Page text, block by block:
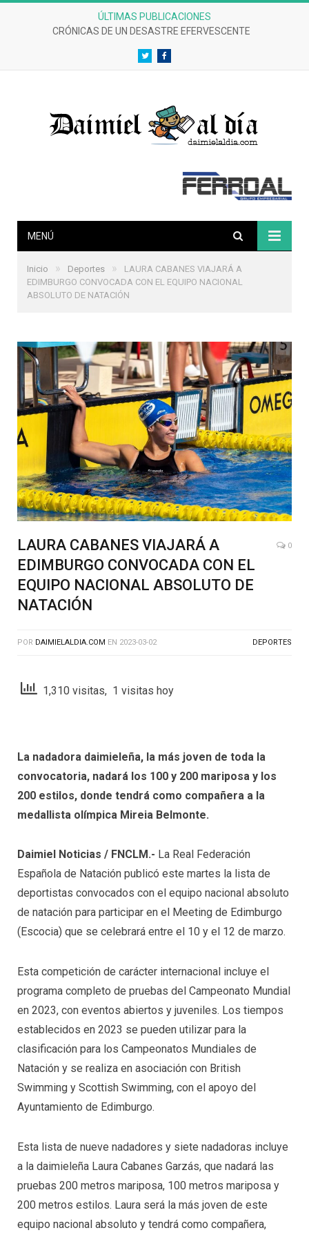
ÚLTIMAS PUBLICACIONES
CRÓNICAS DE UN DESASTRE EFERVESCENTE
TwitterFacebook
MENÚ
Inicio » Deportes »
LAURA CABANES VIAJARÁ A
EDIMBURGO CONVOCADA CON EL EQUIPO NACIONAL
ABSOLUTO DE NATACIÓN
LAURA CABANES VIAJARÁ A
EDIMBURGO CONVOCADA CON EL
EQUIPO NACIONAL ABSOLUTO DE
NATACIÓN
0
POR DAIMIELALDIA.COM EN 2023-03-02 DEPORTES
1,310 visitas, 1 visitas hoy
La nadadora daimieleña, la más joven de toda la
convocatoria, nadará los 100 y 200 mariposa y los
200 estilos, donde tendrá como compañera a la
medallista olímpica Mireia Belmonte.
Daimiel Noticias / FNCLM.- La Real Federación
Española de Natación publicó este martes la lista de
deportistas convocados con el equipo nacional absoluto
de natación para participar en el Meeting de Edimburgo
(Escocia) que se celebrará entre el 10 y el 12 de marzo.
Esta competición de carácter internacional incluye el
programa completo de pruebas del Campeonato Mundial
en 2023, con eventos abiertos y juveniles. Los tiempos
establecidos en 2023 se pueden utilizar para la
clasificación para los Campeonatos Mundiales de
Natación y se realiza en asociación con British
Swimming y Scottish Swimming, con el apoyo del
Ayuntamiento de Edimburgo.
Esta lista de nueve nadadores y siete nadadoras incluye
a la daimieleña Laura Cabanes Garzás, que nadará las
pruebas 200 metros mariposa, 100 metros mariposa y
200 metros estilos. Laura será la más joven de este
equipo nacional absoluto y tendrá como compañera,